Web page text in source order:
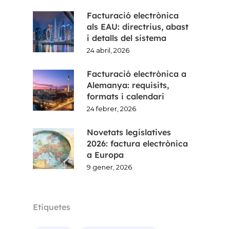
Facturació electrònica
als EAU: directrius, abast
i detalls del sistema
24 abril, 2026
Facturació electrònica a
Alemanya: requisits,
formats i calendari
24 febrer, 2026
Novetats legislatives
2026: factura electrònica
a Europa
9 gener, 2026
Etiquetes